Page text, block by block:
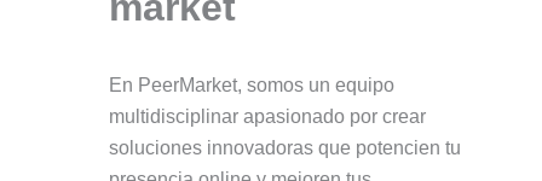
En PeerMarket, somos un equipo
multidisciplinar apasionado por crear
soluciones innovadoras que potencien tu